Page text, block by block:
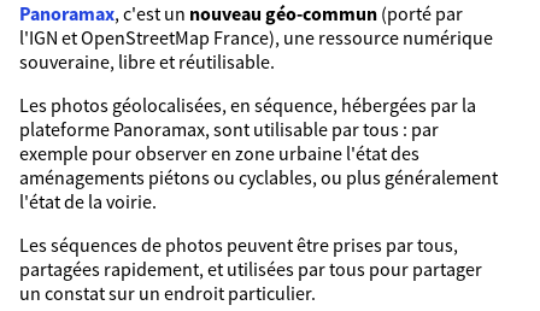
Panoramax, c'est un nouveau géo-commun (porté par
l'IGN et OpenStreetMap France), une ressource numérique
souveraine, libre et réutilisable.
Les photos géolocalisées, en séquence, hébergées par la
plateforme Panoramax, sont utilisable par tous : par
exemple pour observer en zone urbaine l'état des
aménagements piétons ou cyclables, ou plus généralement
l'état de la voirie.
Les séquences de photos peuvent être prises par tous,
partagées rapidement, et utilisées par tous pour partager
un constat sur un endroit particulier.